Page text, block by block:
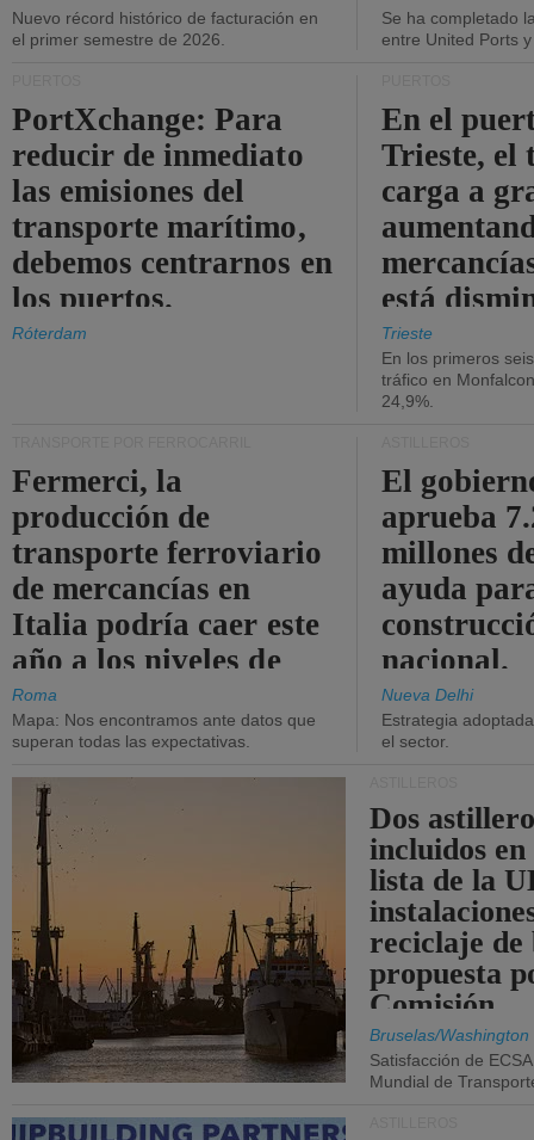
Nuevo récord histórico de facturación en
el primer semestre de 2026.
Se ha completado
entre United Ports
PortXchange: Para
reducir de inmediato
las emisiones del
transporte marítimo,
debemos centrarnos en
los puertos.
Róterdam
En el
Trieste, el
carga a
está
Trieste
En los primeros
tráfico en
24,9%.
Fermerci, la
producción de
transporte ferroviario
de mercancías en
Italia podría caer este
año a los niveles de
2015.
Roma
Mapa: Nos encontramos ante datos que
superan todas las expectativas.
El
aprueba
millones
ayuda
nacional.
Nueva Delhi
Estrategia
el sector.
Dos
incluidos
lista de la
reciclaje de
propuesta
Comisión.
Bruselas/Washington
Satisfacción de
Mundial de